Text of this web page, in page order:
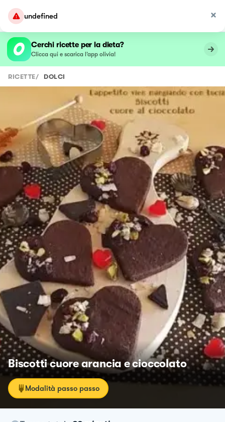
undefined
Cerchi ricette per la dieta?
Clicca qui e scarica l’app olivia!
RICETTE/ DOLCI
Biscotti cuore arancia e cioccolato
Modalità passo passo